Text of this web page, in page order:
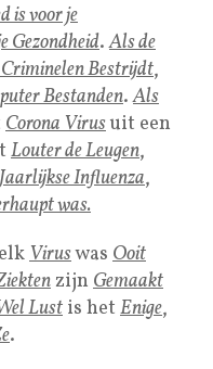
is voor je
Gezondheid.Als de
Bestrijdt,
Bestanden.Als
Corona Virusuit een
Louter de Leugen,
Influenza,
was.
Viruswas Ooit
zijn Gemaakt
Lust is het Enige,
.